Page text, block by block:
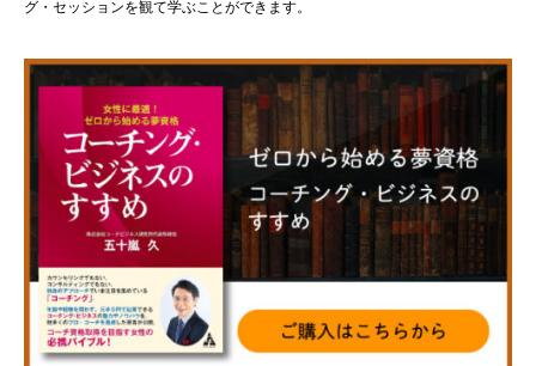
グ・セッションを観て学ぶことができます。